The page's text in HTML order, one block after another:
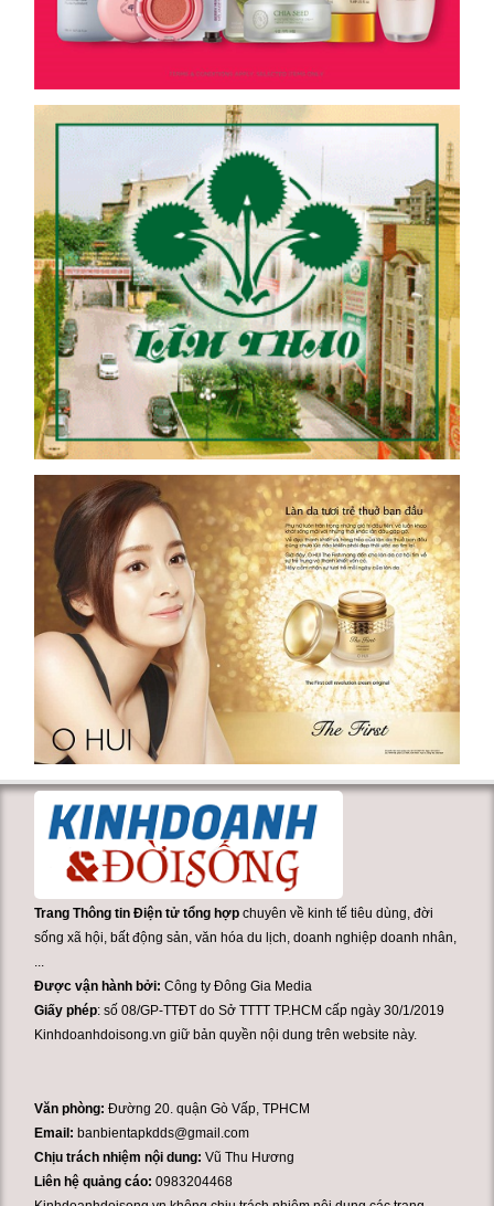
Trang Thông tin Điện tử tổng hợp chuyên về kinh tế tiêu dùng, đời
sống xã hội, bất động sản, văn hóa du lịch, doanh nghiệp doanh nhân,
...
Được vận hành bởi:Công ty Đông Gia Media
Giấy phép: số 08/GP-TTĐT do Sở TTTT TP.HCM cấp ngày 30/1/2019
Kinhdoanhdoisong.vn giữ bản quyền nội dung trên website này.
Văn phòng:Đường 20. quận Gò Vấp, TPHCM
Email: banbientapkdds@gmail.com
Chịu trách nhiệm nội dung: Vũ Thu Hương
Liên hệ quảng cáo:0983204468